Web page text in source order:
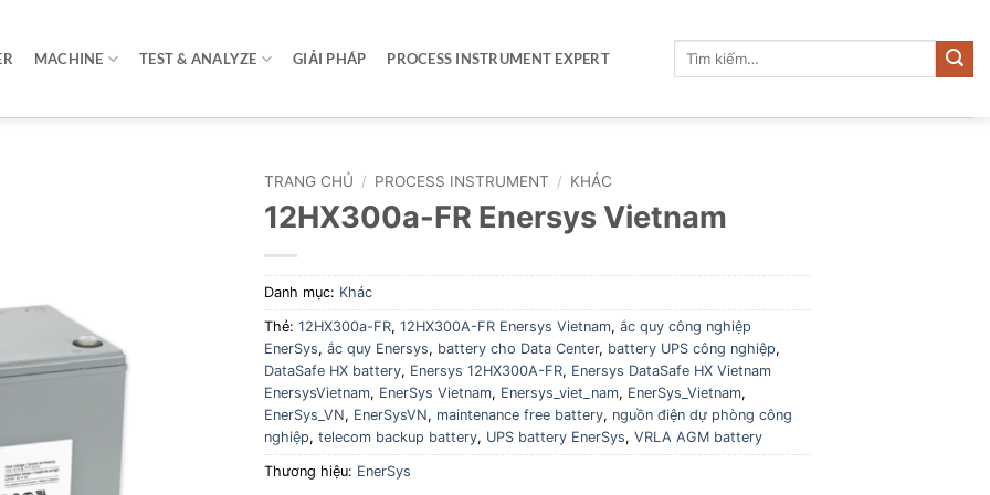
MACHINE TEST & ANALYZE GIẢI PHÁP PROCESS INSTRUMENT EXPERT
Tìm
TRANG CHỦ / PROCESS INSTRUMENT / KHÁC
12HX300a-FR Enersys Vietnam
Danh mục: Khác
Thẻ: 12HX300a-FR, 12HX300A-FR Enersys Vietnam, ắc quy công nghiệp
EnerSys, ắc quy Enersys, battery cho Data Center, battery UPS công nghiệp,
DataSafe HX battery, Enersys 12HX300A-FR, Enersys DataSafe HX Vietnam
EnersysVietnam, EnerSys Vietnam, Enersys_viet_nam, EnerSys_Vietnam,
EnerSys_VN, EnerSysVN, maintenance free battery, nguồn điện dự phòng công
nghiệp, telecom backup battery, UPS battery EnerSys, VRLA AGM battery
Thương hiệu: EnerSys